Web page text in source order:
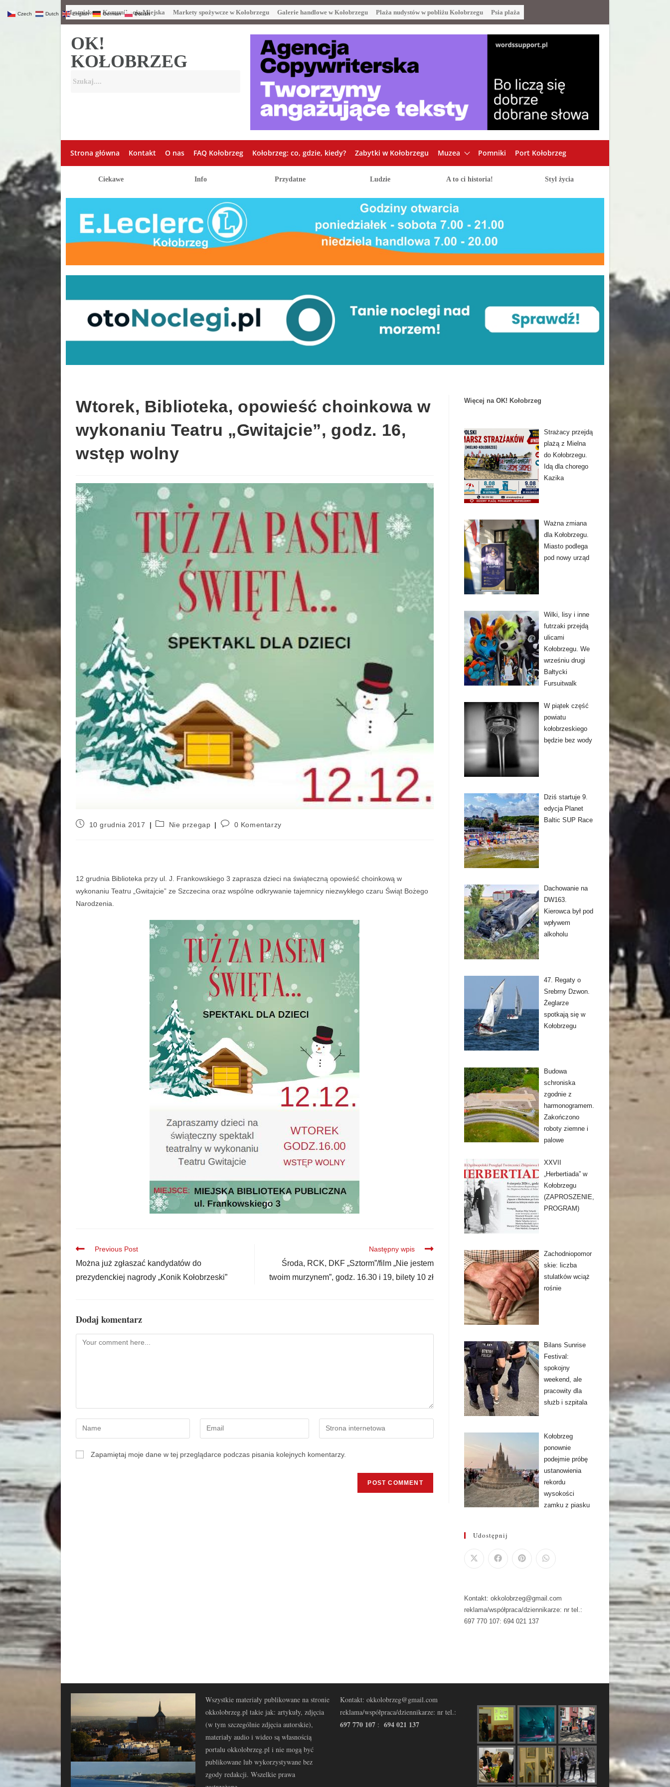
Lotnisko Komunikacja Miejska Markety spożywcze w Kołobrzegu Galerie handlowe w Kołobrzegu Plaża nudystów w pobliżu Kołobrzegu Psia plaża
OK!
KOŁOBRZEG
Strona główna Kontakt O nas FAQ Kołobrzeg Kołobrzeg: co, gdzie, kiedy? Zabytki w Kołobrzegu Muzea Pomniki Port Kołobrzeg
Ciekawe Info Przydatne Ludzie A to ci historia! Styl życia
Wtorek, Biblioteka, opowieść choinkowa w
wykonaniu Teatru „Gwitajcie”, godz. 16,
wstęp wolny
10 grudnia 2017 Nie przegap 0 Komentarzy
12 grudnia Biblioteka przy ul. J. Frankowskiego 3 zaprasza dzieci na świąteczną opowieść choinkową w
wykonaniu Teatru „Gwitajcie” ze Szczecina oraz wspólne odkrywanie tajemnicy niezwykłego czaru Świąt Bożego
Narodzenia.
Previous Post
Można już zgłaszać kandydatów do
prezydenckiej nagrody „Konik Kołobrzeski”
Następny wpis
Środa, RCK, DKF „Sztorm”/film „Nie jestem
twoim murzynem”, godz. 16.30 i 19, bilety 10 zł
Dodaj komentarz
Zapamiętaj moje dane w tej przeglądarce podczas pisania kolejnych komentarzy.
Więcej na OK! Kołobrzeg
Strażacy przejdą
plażą z Mielna
do Kołobrzegu.
Idą dla chorego
Kazika
Ważna zmiana
dla Kołobrzegu.
Miasto podlega
pod nowy urząd
Wilki, lisy i inne
futrzaki przejdą
ulicami
Kołobrzegu. We
wrześniu drugi
Bałtycki
Fursuitwalk
W piątek część
powiatu
kołobrzeskiego
będzie bez wody
Dziś startuje 9.
edycja Planet
Baltic SUP Race
Dachowanie na
DW163.
Kierowca był pod
wpływem
alkoholu
47. Regaty o
Srebrny Dzwon.
Żeglarze
spotkają się w
Kołobrzegu
Budowa
schroniska
zgodnie z
harmonogramem.
Zakończono
roboty ziemne i
palowe
XXVII
„Herbertiada” w
Kołobrzegu
(ZAPROSZENIE,
PROGRAM)
Zachodniopomor
skie: liczba
stulatków wciąż
rośnie
Bilans Sunrise
Festival:
spokojny
weekend, ale
pracowity dla
służb i szpitala
Kołobrzeg
ponownie
podejmie próbę
ustanowienia
rekordu
wysokości
zamku z piasku
Udostępnij
Kontakt: okkolobrzeg@gmail.com
reklama/współpraca/dziennikarze: nr tel.:
697 770 107: 694 021 137
Wszystkie materiały publikowane na stronie
okkolobrzeg.pl takie jak: artykuły, zdjęcia
(w tym szczególnie zdjęcia autorskie),
materiały audio i wideo są własnością
portalu okkolobrzeg.pl i nie mogą być
publikowane lub wykorzystywane bez
zgody redakcji. Wszelkie prawa
Kontakt: okkolobrzeg@gmail.com
reklama/współpraca/dziennikarze: nr tel.:
697 770 107 : 694 021 137
Czech Dutch English German Polish